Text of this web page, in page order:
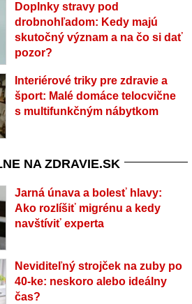
Doplnky stravy pod
drobnohľadom: Kedy majú
skutočný význam a na čo si dať
pozor?
Interiérové triky pre zdravie a
šport: Malé domáce telocvične
s multifunkčným nábytkom
NA ZDRAVIE.SK
Jarná únava a bolesť hlavy:
Ako rozlíšiť migrénu a kedy
navštíviť experta
Neviditeľný strojček na zuby po
40-ke: neskoro alebo ideálny
čas?